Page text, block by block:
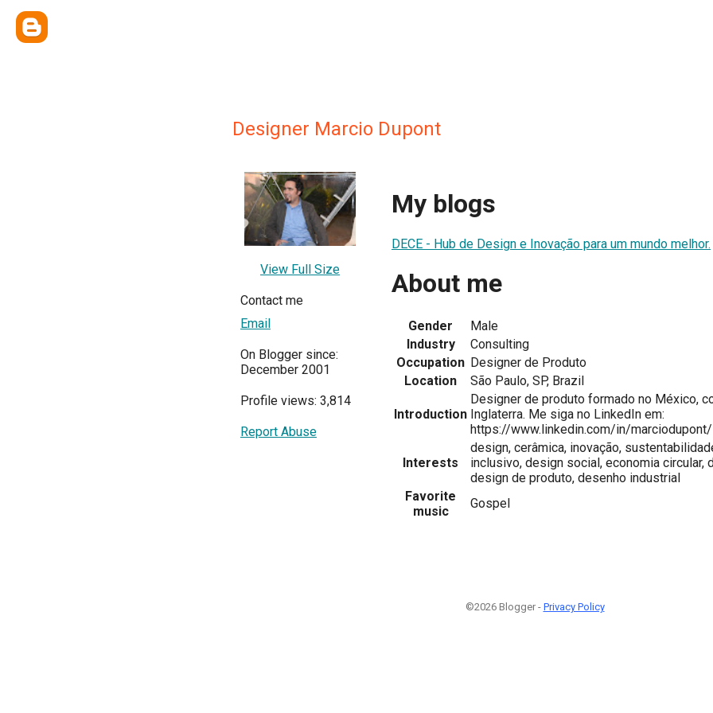
Designer Marcio Dupont
View Full Size
Contact me
Email
On Blogger since:
December 2001
Profile views: 3,814
Report Abuse
My blogs
DECE - Hub de Design e Inovação para um mundo melhor.
About me
Gender
Male
Industry
Consulting
Occupation Designer de Produto
Location
São Paulo, SP, Brazil
Introduction
Designer de produto formado no México,
Inglaterra. Me siga no LinkedIn em:
https://www.linkedin.com/in/marciodupont/
Interests
design, cerâmica, inovação,
inclusivo, design social, economia circular,
design de produto, desenho industrial
Favorite
music
Gospel
©2026 Blogger - Privacy Policy